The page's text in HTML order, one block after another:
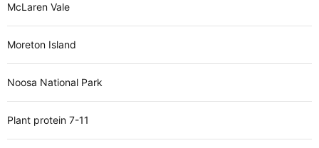
McLaren Vale
Moreton Island
Noosa National Park
Plant protein 7-11